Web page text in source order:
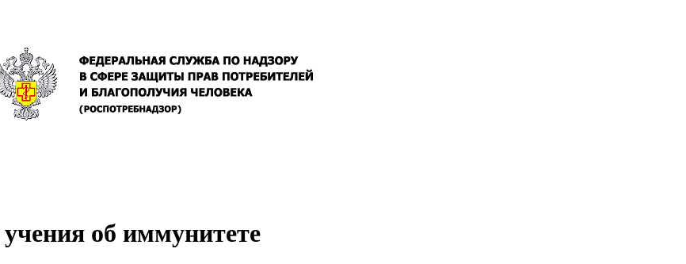
об иммунитете